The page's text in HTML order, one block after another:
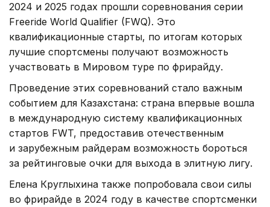
2024 и 2025 годах прошли соревнования серии
Freeride World Qualifier (FWQ). Это
квалификационные старты, по итогам которых
лучшие спортсмены получают возможность
участвовать в Мировом туре по фрирайду.
Проведение этих соревнований стало важным
событием для Казахстана: страна впервые вошла
в международную систему квалификационных
стартов FWT, предоставив отечественным
и зарубежным райдерам возможность бороться
за рейтинговые очки для выхода в элитную лигу.
Елена Круглыхина также попробовала свои силы
во фрирайде в 2024 году в качестве спортсменки